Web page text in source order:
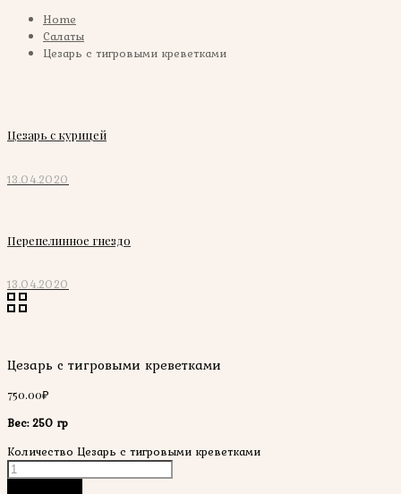
Home
Салаты
Цезарь с тигровыми креветками
Цезарь с курицей
13.04.2020
Перепелинное гнездо
13.04.2020
Цезарь с тигровыми креветками
750.00₽
Вес: 250 гр
Количество Цезарь с тигровыми креветками